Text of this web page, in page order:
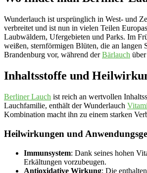
Wunderlauch ist ursprünglich in West- und
verbreitet und ist nun in vielen Teilen
Laubwäldern, Ufergebieten und Parks. Im
weißen, sternförmigen Blüten, die an
Brandenburg vor, während derBärlauch
Inhaltsstoffe und
Berliner Lauch ist reich an wertvollen
Lauchfamilie, enthält der Wunderlauch
Kombination macht ihn zu einem starken
Heilwirkungen und
Immunsystem: Dank seines hohen
Erkältungen vorzubeugen.
Antioxidative Wirkung: Die